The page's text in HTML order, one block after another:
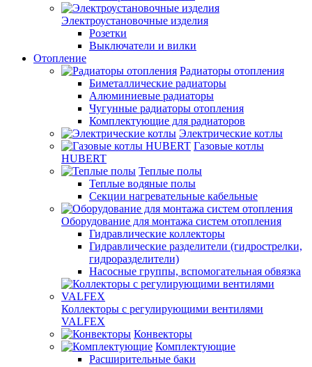
Электроустановочные изделия
Розетки
Выключатели и вилки
Отопление
Радиаторы отопления
Биметаллические радиаторы
Алюминиевые радиаторы
Чугунные радиаторы отопления
Комплектующие для радиаторов
Электрические котлы
Газовые котлы
HUBERT
Теплые полы
Теплые водяные полы
Секции нагревательные кабельные
Оборудование для монтажа систем отопления
Гидравлические коллекторы
Гидравлические разделители (гидрострелки,
гидроразделители)
Насосные группы, вспомогательная обвязка
Коллекторы с регулирующими вентилями
VALFEX
Конвекторы
Комплектующие
Расширительные баки